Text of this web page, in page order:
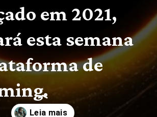
em 2021,
esta semana
de